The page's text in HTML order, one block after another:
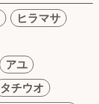
ヒラマサ
アユ
タチウオ